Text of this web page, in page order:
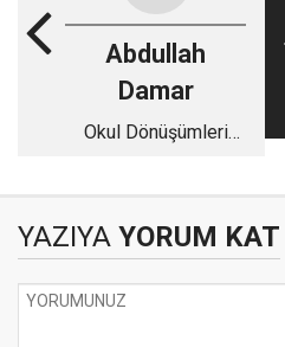
Abdullah
Damar
Okul Dönüşümleri
YAZIYA YORUM KAT